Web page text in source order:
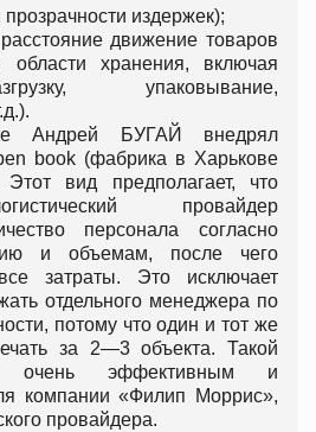
издержек);
движение товаров
хранения, включая
упаковывание,
Андрей БУГАЙ внедрял
book (фабрика в Харькове
вид предполагает, что
провайдер
персонала согласно
и объемам, после чего
затраты. Это исключает
отдельного менеджера по
потому что один и тот же
за 2—3 объекта. Такой
очень эффективным и
компании «Филип Моррис»,
провайдера.